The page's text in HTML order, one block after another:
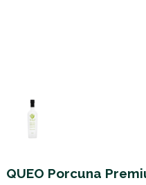
QUEO Porcuna